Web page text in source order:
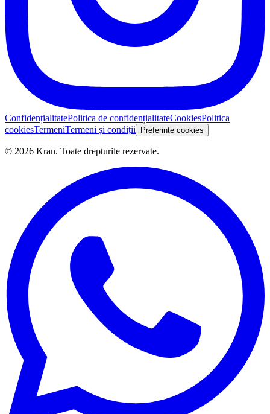
ConfidențialitatePolitica de confidențialitateCookiesPolitica
cookiesTermeniTermeni și condiții Preferinte cookies
© 2026 Kran. Toate drepturile rezervate.